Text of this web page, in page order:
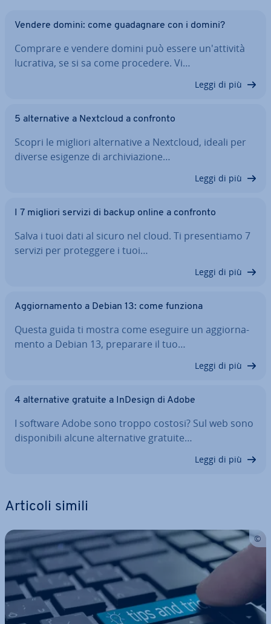
Vendere domini: come gua­da­gna­re con i domini?
Comprare e vendere domini può essere un'at­ti­vi­tà
lucrativa, se si sa come procedere. Vi…
Leggi di più
5 al­ter­na­ti­ve a Nextcloud a confronto
Scopri le migliori al­ter­na­ti­ve a Nextcloud, ideali per
diverse esigenze di ar­chi­via­zio­ne…
Leggi di più
I 7 migliori servizi di backup online a confronto
Salva i tuoi dati al sicuro nel cloud. Ti pre­sen­tia­mo 7
servizi per pro­teg­ge­re i tuoi…
Leggi di più
Ag­gior­na­men­to a Debian 13: come funziona
Questa guida ti mostra come eseguire un ag­gior­na­
men­to a Debian 13, preparare il tuo…
Leggi di più
4 al­ter­na­ti­ve gratuite a InDesign di Adobe
I software Adobe sono troppo costosi? Sul web sono
di­spo­ni­bi­li alcune al­ter­na­ti­ve gratuite…
Leggi di più
Articoli simili